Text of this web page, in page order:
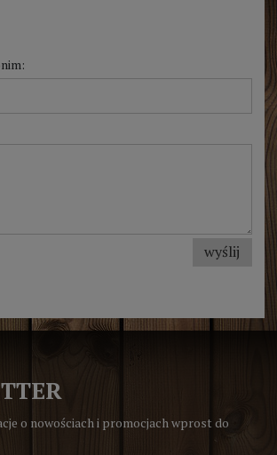
wyślij
o nowościach i promocjach wprost do